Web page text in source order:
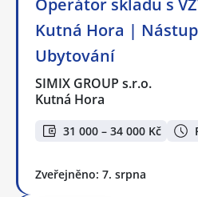
Operátor skladu s
Kutná Hora |
Ubytování
SIMIX GROUP s.r.o.
Kutná Hora
31 000 – 34 000 Kč
Zveřejněno: 7. srpna